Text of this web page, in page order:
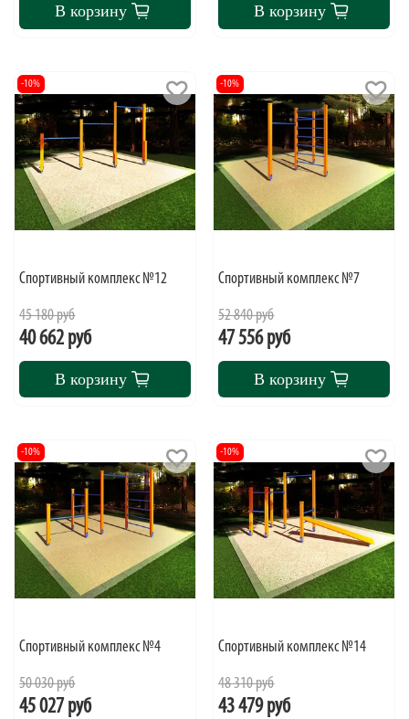
В корзину В корзину
-10%
Спортивный комплекс №12
45 180 руб
40 662 руб
В корзину
-10%
Спортивный комплекс №7
52 840 руб
47 556 руб
В корзину
-10%
Спортивный комплекс №4
50 030 руб
45 027 руб
-10%
Спортивный комплекс №14
48 310 руб
43 479 руб